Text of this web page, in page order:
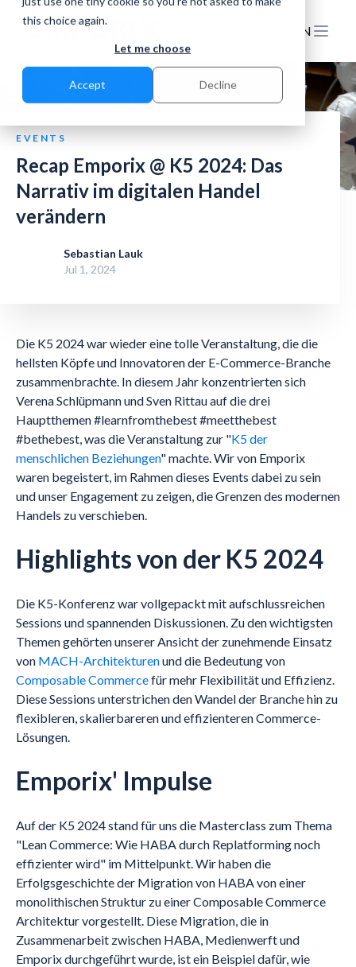
this choice again.
Let me choose
Accept Decline
EN
EVENTS
Recap Emporix @ K5 2024: Das
Narrativ im digitalen Handel
verändern
Sebastian Lauk
Jul 1, 2024
Die K5 2024 war wieder eine tolle Veranstaltung, die die
hellsten Köpfe und Innovatoren der E-Commerce-Branche
zusammenbrachte. In diesem Jahr konzentrierten sich
Verena Schlüpmann und Sven Rittau auf die drei
Hauptthemen #learnfromthebest #meetthebest
#bethebest, was die Veranstaltung zur "K5 der
menschlichen Beziehungen" machte. Wir von Emporix
waren begeistert, im Rahmen dieses Events dabei zu sein
und unser Engagement zu zeigen, die Grenzen des modernen
Handels zu verschieben.
Highlights von der K5 2024
Die K5-Konferenz war vollgepackt mit aufschlussreichen
Sessions und spannenden Diskussionen. Zu den wichtigsten
Themen gehörten unserer Ansicht der zunehmende Einsatz
von MACH-Architekturenund die Bedeutung von
Composable Commercefür mehr Flexibilität und Effizienz.
Diese Sessions unterstrichen den Wandel der Branche hin zu
flexibleren, skalierbareren und effizienteren Commerce-
Lösungen.
Emporix' Impulse
Auf der K5 2024 stand für uns die Masterclass zum Thema
"Lean Commerce: Wie HABA durch Replatforming noch
effizienter wird" im Mittelpunkt. Wir haben die
Erfolgsgeschichte der Migration von HABA von einer
monolithischen Struktur zu einer Composable Commerce
Architektur vorgestellt. Diese Migration, die in
Zusammenarbeit zwischen HABA, Medienwerft und
Emporix durchgeführt wurde, ist ein Beispiel dafür, wie